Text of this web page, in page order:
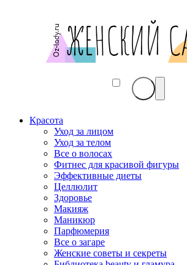
Красота
Уход за лицом
Уход за телом
Все о волосах
Фитнес для красивой фигуры
Эффективные диеты
Целлюлит
Здоровье
Макияж
Маникюр
Парфюмерия
Все о загаре
Женские советы и секреты